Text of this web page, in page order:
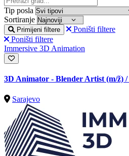
Tip posla
Sortiranje
Primijeni filtere
Poništi filtere
Poništi filtere
Immersive 3D Animation
3D Animator - Blender Artist (m/ž) /
Sarajevo